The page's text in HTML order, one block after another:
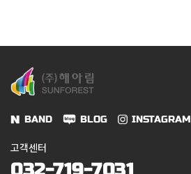
BAND BLOG INSTAGRAM
고객센터